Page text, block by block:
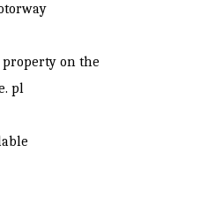
on the
pl